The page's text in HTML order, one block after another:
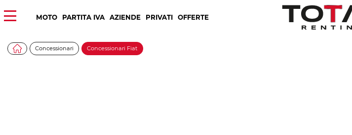
MOTO PARTITA IVA AZIENDE PRIVATI OFFERTE
Concessionari Concessionari Fiat